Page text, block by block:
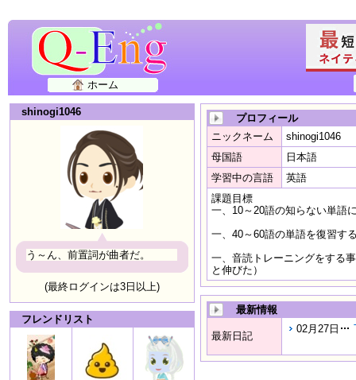
ホーム
shinogi1046
う～ん、前置詞が曲者だ。
(最終ログインは3日以上)
フレンドリスト
プロフィール
ニックネーム
shinogi1046
母国語
日本語
学習中の言語
英語
課題目標
一、10～20語の知らない単語
一、40～60語の単語を復習
一、音読トレーニングをする
と伸びた）
最新情報
最新日記
02月27日